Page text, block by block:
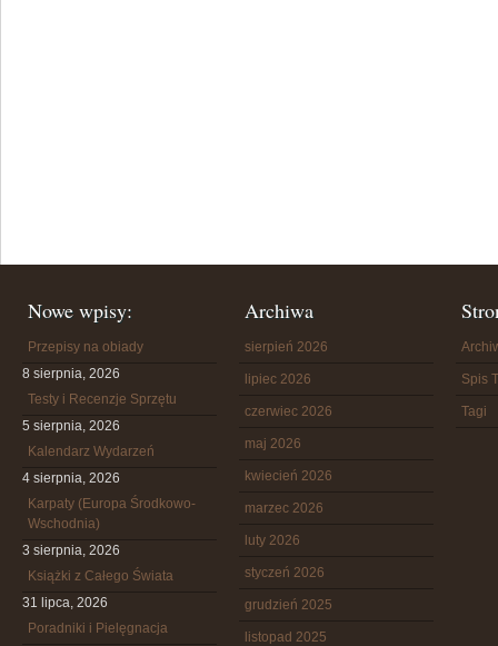
Nowe wpisy:
Przepisy na obiady
8 sierpnia, 2026
Testy i Recenzje Sprzętu
5 sierpnia, 2026
Kalendarz Wydarzeń
4 sierpnia, 2026
Karpaty (Europa Środkowo-
Wschodnia)
3 sierpnia, 2026
Książki z Całego Świata
31 lipca, 2026
Poradniki i Pielęgnacja
Archiwa
sierpień 2026
lipiec 2026
czerwiec 2026
maj 2026
kwiecień 2026
marzec 2026
luty 2026
styczeń 2026
grudzień 2025
listopad 2025
Spis
Tagi